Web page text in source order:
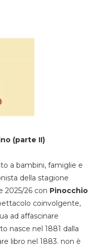
(parte II)
a bambini, famiglie e
della stagione
2025/26 con Pinocchio
coinvolgente,
ad affascinare
nasce nel 1881 dalla
libro nel 1883. non è